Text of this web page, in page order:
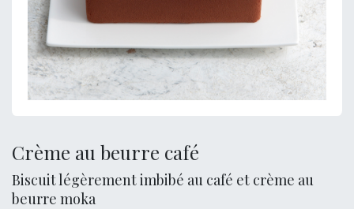
Crème au beurre café
Biscuit légèrement imbibé au café et crème au
beurre moka